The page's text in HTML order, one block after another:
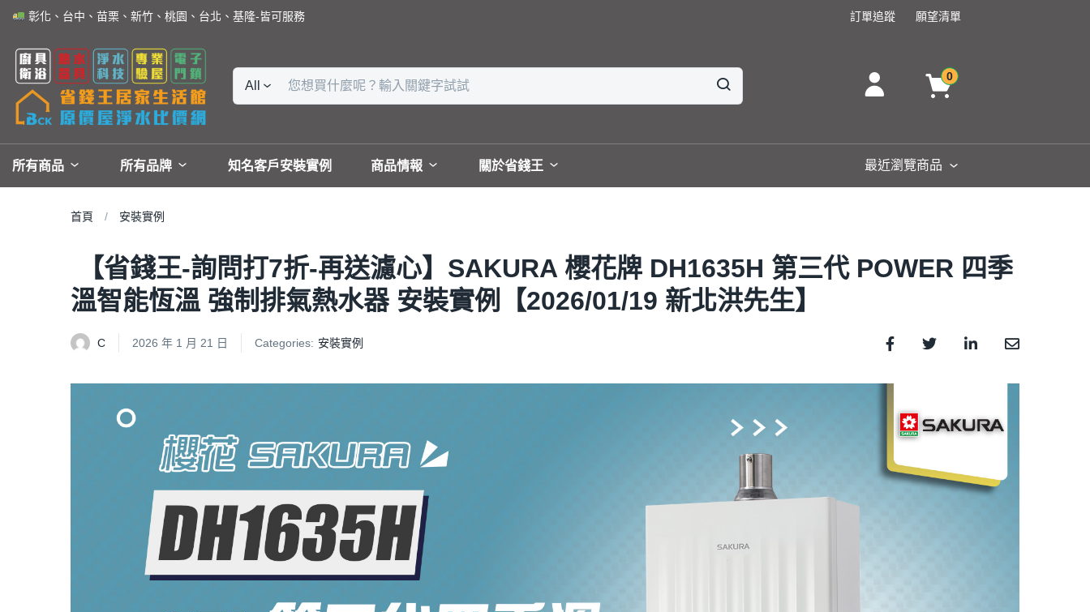
彰化、台中、苗栗、新竹、桃園、台北、基隆-皆可服務 訂單追蹤 願望清單
All
0
所有商品 所有品牌 知名客戶安裝實例 商品情報 關於省錢王 最近瀏覽商品
首頁 安裝實例
【省錢王-詢問打7折-再送濾心】SAKURA 櫻花牌 DH1635H 第三代 POWER 四季
溫智能恆溫 強制排氣熱水器 安裝實例【2026/01/19 新北洪先生】
C 2026 年 1 月 21 日 Categories: 安裝實例